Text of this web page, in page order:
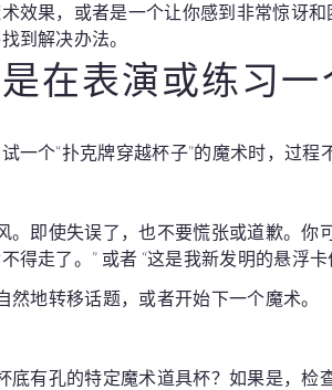
效果，或者是一个让你感到非常惊讶和
到解决办法。
在表演或练习
一个“扑克牌穿越杯子”的魔术时，过程
。即使失误了，也不要慌张或道歉。你
得走了。” 或者 “这是我新发明的悬浮卡
然地转移话题，或者开始下一个魔术。
底有孔的特定魔术道具杯？如果是，检